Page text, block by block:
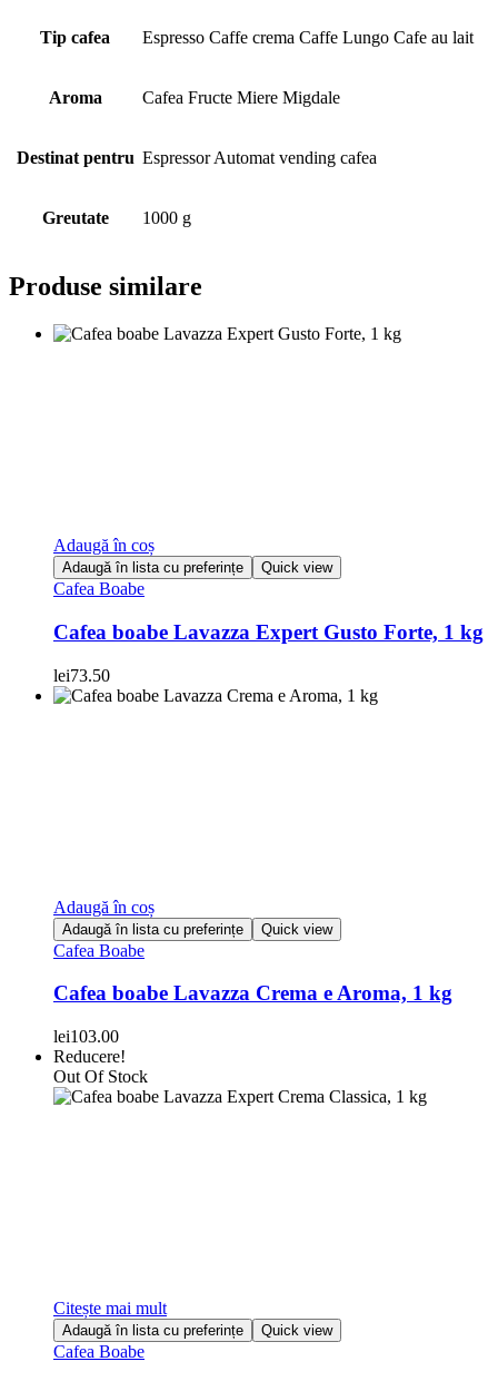
Tip cafea Espresso Caffe crema Caffe Lungo Cafe au lait
Aroma Cafea Fructe Miere Migdale
Destinat pentru Espressor Automat vending cafea
Greutate 1000 g
Produse similare
Adaugă în coș
Adaugă în lista cu preferințe Quick view
Cafea Boabe
Cafea boabe Lavazza Expert Gusto Forte, 1 kg
lei73.50
Adaugă în coș
Adaugă în lista cu preferințe Quick view
Cafea Boabe
Cafea boabe Lavazza Crema e Aroma, 1 kg
lei103.00
Reducere!
Out Of Stock
Citește mai mult
Adaugă în lista cu preferințe Quick view
Cafea Boabe